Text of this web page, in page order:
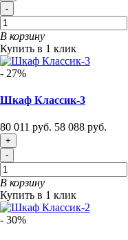
-
В корзину
Купить в 1 клик
- 27%
Шкаф Классик-3
80 011 руб. 58 088 руб.
+
-
В корзину
Купить в 1 клик
- 30%